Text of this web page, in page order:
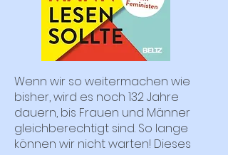
Wenn wir so weitermachen wie
bisher, wird es noch 132 Jahre
dauern, bis Frauen und Männer
gleichberechtigt sind. So lange
können wir nicht warten! Dieses